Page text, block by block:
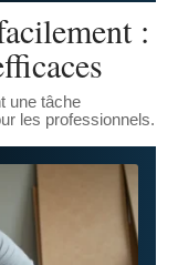
:
une tâche
les professionnels.